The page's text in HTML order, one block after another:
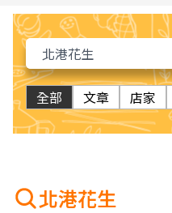
全部 文章 店家
北港花生